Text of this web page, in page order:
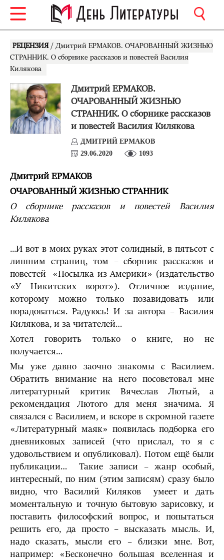
РЕЦЕНЗИЯ / Дмитрий ЕРМАКОВ. ОЧАРОВАННЫЙ ЖИЗНЬЮ
СТРАННИК. О сборнике рассказов и повестей Василия
Килякова
Дмитрий ЕРМАКОВ.
ОЧАРОВАННЫЙ ЖИЗНЬЮ
СТРАННИК. О сборнике рассказов
и повестей Василия Килякова
ДМИТРИЙ ЕРМАКОВ
29.06.2020
1093
Дмитрий ЕРМАКОВ
ОЧАРОВАННЫЙ ЖИЗНЬЮ СТРАННИК
О сборнике рассказов и повестей Василия
Килякова
...И вот в моих руках этот солидный, в пятьсот с
лишним страниц, том – сборник рассказов и
повестей «Посылка из Америки» (издательство
«У Никитских ворот»). Отличное издание,
которому можно только позавидовать или
порадоваться. Радуюсь! И за автора – Василия
Килякова, и за читателей…
Хотел говорить только о книге, но не
получается…
Мы уже давно заочно знакомы с Василием.
Обратить внимание на него посоветовал мне
литературный критик Вячеслав Лютый, а
рекомендация Лютого для меня значима. Я
связался с Василием, и вскоре в скромной газете
«Литературный маяк» появилась подборка его
дневниковых записей (что прислал, то я с
удовольствием и опубликовал). Потом ещё были
публикации… Такие записи – жанр особый,
интересный, по ним (этим записям) сразу было
видно, что Василий Киляков умеет и дать
моментальную и точную бытовую зарисовку, и
поставить философский вопрос, и попытаться
решить его, да просто – высказать мысль. И,
надо сказать, мысли его – близки мне. Вот,
например: «Бесконечно большая вселенная и